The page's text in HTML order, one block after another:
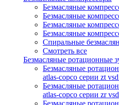
Безмасляные
Безмасляные
Безмасляные
Безмасляные
Спиральные
Смотреть все
Безмасляные ротационные
Безмасляные
atlas-copco серии zt
Безмасляные
atlas-copco серии zr
Безмасляные